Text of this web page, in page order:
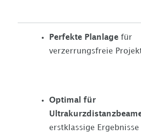
Perfekte Planlage für
verzerrungsfreie
Optimal für
erstklassige Ergebnisse